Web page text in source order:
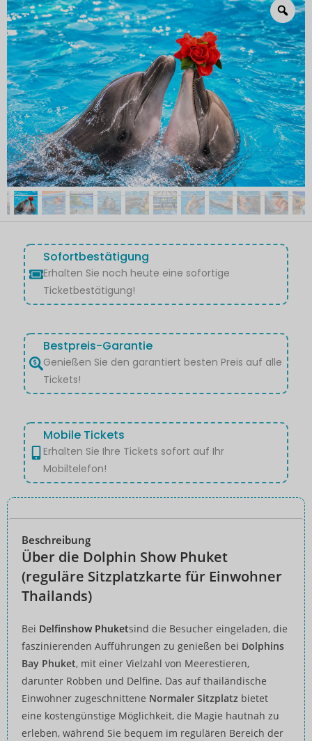
Sofortbestätigung
Erhalten Sie noch heute eine sofortige
Ticketbestätigung!
Bestpreis-Garantie
Genießen Sie den garantiert besten Preis auf alle
Tickets!
Mobile Tickets
Erhalten Sie Ihre Tickets sofort auf Ihr
Mobiltelefon!
Beschreibung
Über die Dolphin Show Phuket
(reguläre Sitzplatzkarte für Einwohner
Thailands)
Bei Delfinshow Phuketsind die Besucher eingeladen, die
faszinierenden Aufführungen zu genießen bei Dolphins
Bay Phuket, mit einer Vielzahl von Meerestieren,
darunter Robben und Delfine. Das auf thailändische
Einwohner zugeschnittene Normaler Sitzplatz bietet
eine kostengünstige Möglichkeit, die Magie hautnah zu
erleben, während Sie bequem im regulären Bereich der